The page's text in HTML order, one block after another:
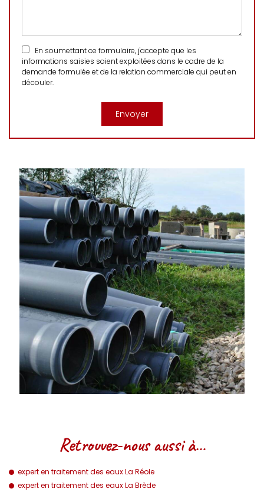
En soumettant ce formulaire, j'accepte que les
informations saisies soient exploitées dans le cadre de la
demande formulée et de la relation commerciale qui peut en
découler.
Retrouvez-nous aussi à…
expert en traitement des eaux La Réole
expert en traitement des eaux La Brède